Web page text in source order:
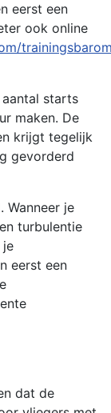
eerst een
ook online
starts
maken. De
krijgt tegelijk
gevorderd
Wanneer je
turbulentie
je
eerst een
dat de